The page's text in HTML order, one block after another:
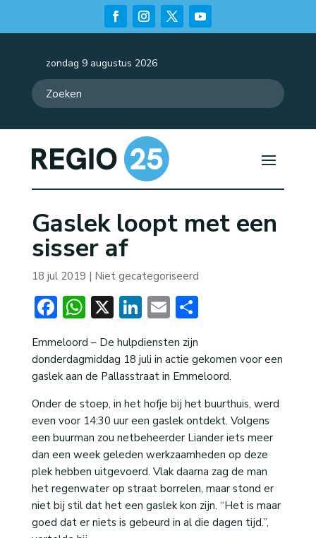
zondag 9 augustus 2026
Gaslek loopt met een
sisser af
18 jul 2019 | Niet gecategoriseerd
Facebook
WhatsApp
X LinkedIn
EmailDelen
Emmeloord – De hulpdiensten zijn
donderdagmiddag 18 juli in actie gekomen voor een
gaslek aan de Pallasstraat in Emmeloord.
Onder de stoep, in het hofje bij het buurthuis, werd
even voor 14:30 uur een gaslek ontdekt. Volgens
een buurman zou netbeheerder Liander iets meer
dan een week geleden werkzaamheden op deze
plek hebben uitgevoerd. Vlak daarna zag de man
het regenwater op straat borrelen, maar stond er
niet bij stil dat het een gaslek kon zijn. “Het is maar
goed dat er niets is gebeurd in al die dagen tijd.”,